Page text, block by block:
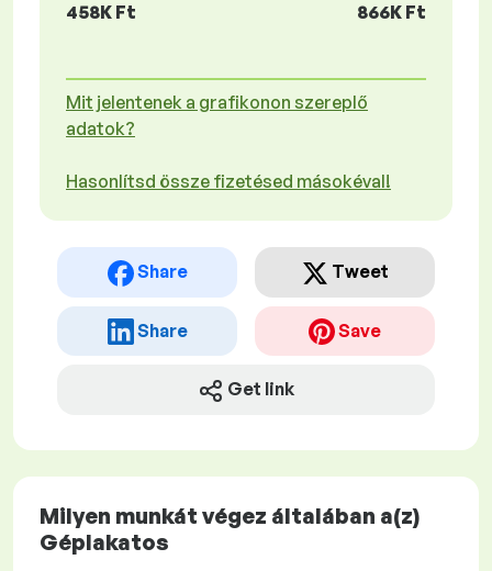
458K Ft
866K Ft
Mit jelentenek a grafikonon szereplő
adatok?
Hasonlítsd össze fizetésed másokéval!
Share Tweet
Share Save
Get link
Milyen munkát végez általában a(z)
Géplakatos